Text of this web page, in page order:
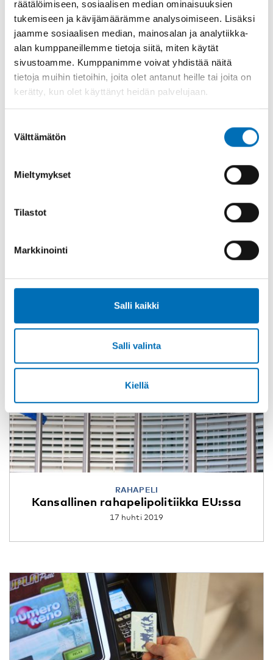
räätälöimiseen, sosiaalisen median ominaisuuksien
tukemiseen ja kävijämäärämme analysoimiseen. Lisäksi
jaamme sosiaalisen median, mainosalan ja analytiikka-
alan kumppaneillemme tietoja siitä, miten käytät
sivustoamme. Kumppanimme voivat yhdistää näitä
tietoja muihin tietoihin, joita olet antanut heille tai joita on
kerätty, kun olet käyttänyt heidän palvelujaan.
valinta
Välttämätön
Mieltymykset
Tilastot
Markkinointi
Salli kaikki
Salli valinta
Kiellä
Aikakauslehti Nordic Studies on
RAHAPELI
Kansallinen rahapelipolitiikka EU:ssa
17 huhti 2019